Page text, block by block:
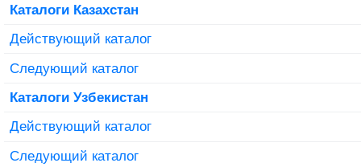
Каталоги Казахстан
Действующий каталог
Следующий каталог
Каталоги Узбекистан
Действующий каталог
Следующий каталог